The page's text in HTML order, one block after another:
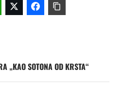
„KAO SOTONA OD KRSTA“